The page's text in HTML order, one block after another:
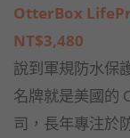
OtterBox
NT$3,480
說到軍規防水保
名牌就是美國的
司，長年專注於